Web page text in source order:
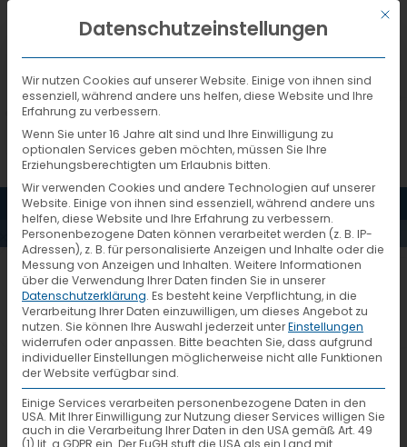
DEUTSCH
MENÜ
AKTUELLES
Hallenkapazitäten ausgebaut
Pünktlich geht die neue Halle der VTL
Vernetzte-Transport-Logistik GmbH im
Zentralhub in Fulda nach sieben
Monaten Bauzeit in Betrieb.
Mit
Datenschutzeinstellungen
Wir nutzen Cookies auf unserer Website. Einige von ihnen sind
essenziell, während andere uns helfen, diese Website und Ihre
Erfahrung zu verbessern.
Wenn Sie unter 16 Jahre alt sind und Ihre Einwilligung zu
optionalen Services geben möchten, müssen Sie Ihre
Erziehungsberechtigten um Erlaubnis bitten.
Wir verwenden Cookies und andere Technologien auf unserer
Website. Einige von ihnen sind essenziell, während andere uns
helfen, diese Website und Ihre Erfahrung zu verbessern.
Personenbezogene Daten können verarbeitet werden (z. B. IP-
Adressen), z. B. für personalisierte Anzeigen und Inhalte oder die
Messung von Anzeigen und Inhalten. Weitere Informationen
über die Verwendung Ihrer Daten finden Sie in unserer
Datenschutzerklärung. Es besteht keine Verpflichtung, in die
Verarbeitung Ihrer Daten einzuwilligen, um dieses Angebot zu
nutzen. Sie können Ihre Auswahl jederzeit unterEinstellungen
widerrufen oder anpassen. Bitte beachten Sie, dass aufgrund
individueller Einstellungen möglicherweise nicht alle Funktionen
der Website verfügbar sind.
Einige Services verarbeiten personenbezogene Daten in den
USA. Mit Ihrer Einwilligung zur Nutzung dieser Services willigen Sie
auch in die Verarbeitung Ihrer Daten in den USA gemäß Art. 49
(1) lit. a GDPR ein. Der EuGH stuft die USA als ein Land mit